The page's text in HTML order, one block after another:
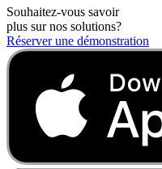
Souhaitez-vous savoir
plus sur nos solutions?
Réserver une démonstration